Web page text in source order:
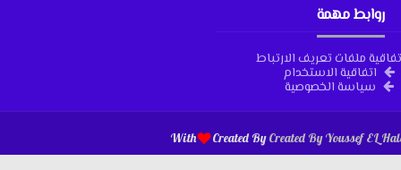
روابط مهمة
ملفات تعريف الارتباط
اتفاقية الاستخدام
سياسة الخصوصية
With Created ByCreated ByYoussef EL